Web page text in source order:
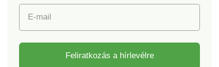
E-mail
Feliratkozás a hírlevélre